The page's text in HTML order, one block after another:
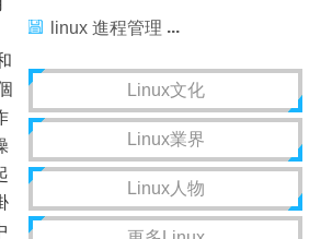
linux 進程管理
Linux文化
Linux業界
Linux人物